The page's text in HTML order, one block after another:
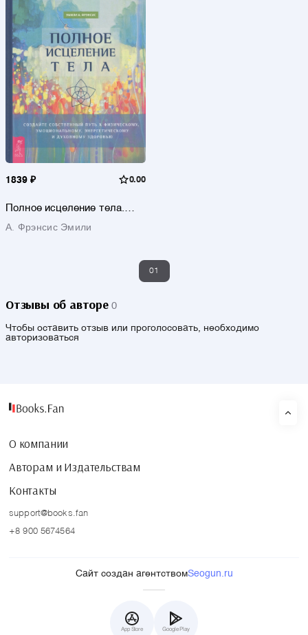
1839 ₽ 0.00
Полное исцеление тела.
к физическому,
А. Фрэнсис Эмили
01
Отзывы об авторе 0
Чтобы оставить отзыв или проголосовать, необходимо
авторизоваться
О компании
Авторам и Издательствам
Контакты
support@books.fan
+8 900 5674564
Сайт создан агентствомSeogun.ru
App Store Google Play